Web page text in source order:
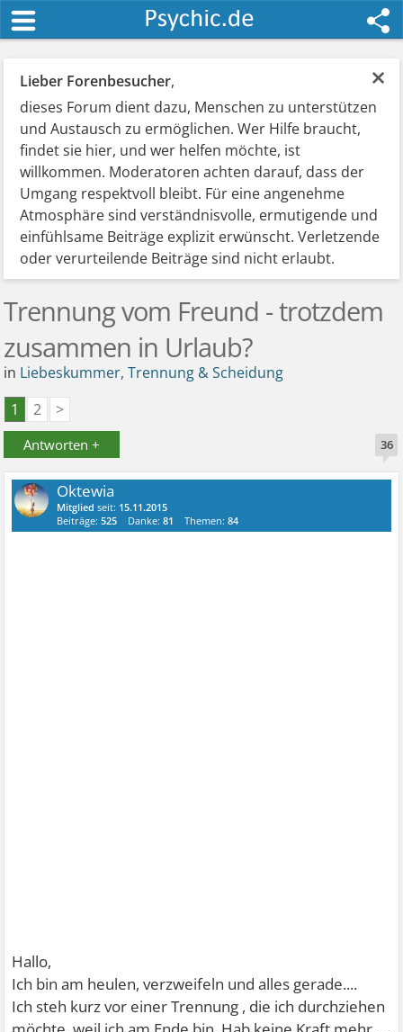
×
Lieber Forenbesucher,
dieses Forum dient dazu, Menschen zu unterstützen
und Austausch zu ermöglichen. Wer Hilfe braucht,
findet sie hier, und wer helfen möchte, ist
willkommen. Moderatoren achten darauf, dass der
Umgang respektvoll bleibt. Für eine angenehme
Atmosphäre sind verständnisvolle, ermutigende und
einfühlsame Beiträge explizit erwünscht. Verletzende
oder verurteilende Beiträge sind nicht erlaubt.
Trennung vom Freund - trotzdem
zusammen in Urlaub?
in Liebeskummer, Trennung & Scheidung
1
2 >
Antworten + 36
Oktewia
Mitglied seit: 15.11.2015
Beiträge:525 Danke:81 Themen:84
Hallo,
Ich bin am heulen, verzweifeln und alles gerade....
Ich steh kurz vor einer Trennung , die ich durchziehen